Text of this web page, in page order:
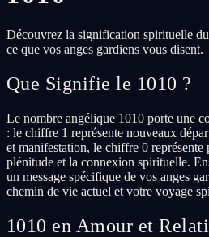
Découvrez la signification spirituelle
ce que vos anges gardiens vous disent.
Que Signifie le 1010 ?
Le nombre angélique 1010 porte une
: le chiffre 1 représente nouveaux
et manifestation, le chiffre 0
plénitude et la connexion spirituelle.
un message spécifique de vos anges
chemin de vie actuel et votre voyage
1010 en Amour et